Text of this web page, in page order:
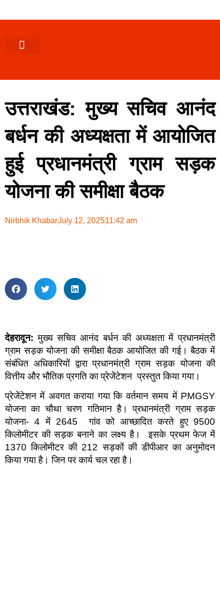
उत्तराखंड: मुख्य सचिव आनंद
बर्धन की अध्यक्षता में आयोजित
हुई प्रधानमंत्री ग्राम सड़क
योजना की समीक्षा बैठक
Nirbhik KhabarJuly 12, 202511:42 am
देहरादून: मुख्य सचिव आनंद बर्धन की अध्यक्षता में प्रधानमंत्री
ग्राम सड़क योजना की समीक्षा बैठक आयोजित की गई। बैठक में
संबंधित अधिकारियों द्वारा प्रधानमंत्री ग्राम सड़क योजना की
वित्तीय और भौतिक प्रगति का प्रेजेंटेशन प्रस्तुत किया गया।
प्रेजेंटेशन में अवगत कराया गया कि वर्तमान समय में PMGSY
योजना का चौथा चरण गतिमान है। प्रधानमंत्री ग्राम सड़क
योजना- 4 में 2645 गांव को आच्छादित करते हुए 9500
किलोमीटर की सड़क बनाने का लक्ष्य है। इसके प्रथम फेज में
1370 किलोमीटर की 212 सड़कों की डीपीआर का अनुमोदन
किया गया है। जिन पर कार्य चल रहा है।